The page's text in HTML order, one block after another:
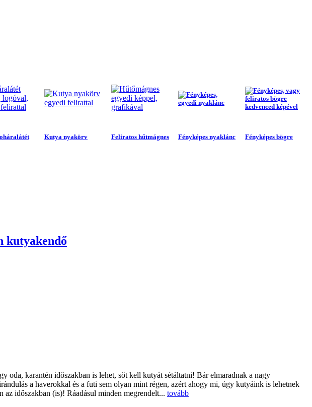
Kutya nyakörv Feliratos hűtmágnes Fényképes nyaklánc Fényképes bögre
kutyakendő
oda, karantén időszakban is lehet, sőt kell kutyát sétáltatni! Bár elmaradnak a nagy
a haverokkal és a futi sem olyan mint régen, azért ahogy mi, úgy kutyáink is lehetnek
az időszakban (is)! Ráadásul minden megrendelt... tovább